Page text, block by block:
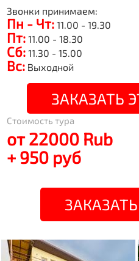
Звонки принимаем:
Пн - Чт: 11.00 - 19.30
Пт: 11.00 - 18.30
Сб: 11.30 - 15.00
Вс: Выходной
ЗАКАЗАТЬ
Стоимость тура
от 22000 Rub
+ 950 руб